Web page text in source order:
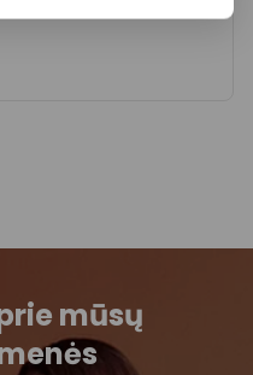
mūsų